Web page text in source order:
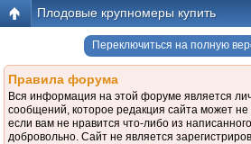
Плодовые крупномеры купить
Переключиться на полную
Правила форума
Вся информация на этой форуме является
сообщений, которое редакция сайта может
если вам не нравится что-либо из
добровольно. Сайт не является